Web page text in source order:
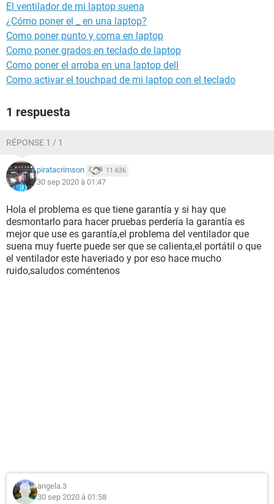
El ventilador de mi laptop suena
¿Cómo poner el _ en una laptop?
Como poner punto y coma en laptop
Como poner grados en teclado de laptop
Como poner el arroba en una laptop dell
Como activar el touchpad de mi laptop con el teclado
1 respuesta
RÉPONSE 1 / 1
piratacrimson 11.636
30 sep 2020 à 01:47
Hola el problema es que tiene garantía y si hay que
desmontarlo para hacer pruebas perdería la garantía es
mejor que use es garantía,el problema del ventilador que
suena muy fuerte puede ser que se calienta,el portátil o que
el ventilador este haveriado y por eso hace mucho
ruido,saludos coméntenos
angela.3
30 sep 2020 à 01:58